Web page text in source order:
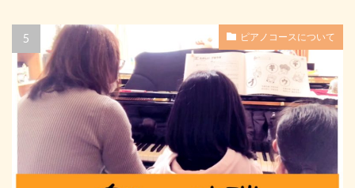
ピアノコースについて